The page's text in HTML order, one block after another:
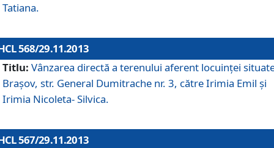
Tatiana.
568/29.11.2013
Titlu: Vânzarea directă a terenului aferent locuinţei
Braşov, str. General Dumitrache nr. 3, către Irimia Emil şi
Irimia Nicoleta- Silvica.
567/29.11.2013